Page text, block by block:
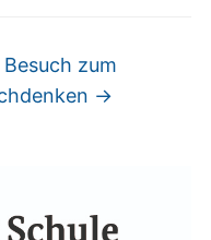
Besuch zum
→